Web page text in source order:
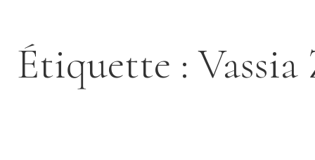
Étiquette :Vassia